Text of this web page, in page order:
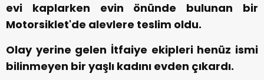
evi kaplarken evin önünde bulunan bir
Motorsiklet'de alevlere teslim oldu.
Olay yerine gelen İtfaiye ekipleri henüz ismi
bilinmeyen bir yaşlı kadını evden çıkardı.